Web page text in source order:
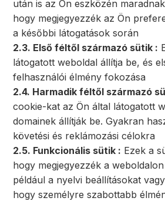
után is az Ön eszközén
hogy megjegyezzék az Ön
a későbbi látogatások során
2.3. Első féltől származó sütik :
látogatott weboldal állítja be, és
felhasználói élmény fokozása
2.4. Harmadik féltől származó
cookie-kat az Ön által látogatott
domainek állítják be. Gyakran
követési és reklámozási célokra
2.5. Funkcionális sütik : Ezek a
hogy megjegyezzék a
például a nyelvi beállításokat
hogy személyre szabottabb